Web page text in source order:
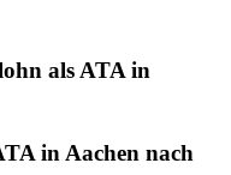
als ATA in
in Aachen nach